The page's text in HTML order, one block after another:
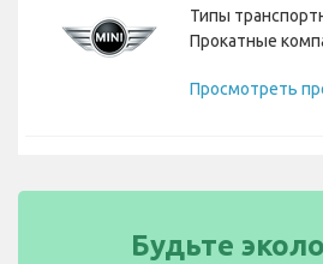
Типы
Прокатные
Будьте